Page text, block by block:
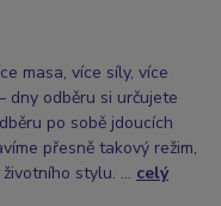
masa, více síly, více
dny odběru si určujete
po sobě jdoucích
přesně takový režim,
stylu. ... celý